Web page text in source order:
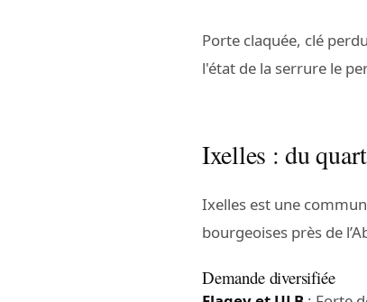
Porte claquée, clé
l'état de la serrure le
Ixelles : du
Ixelles est une
bourgeoises près de
Demande diversifiée